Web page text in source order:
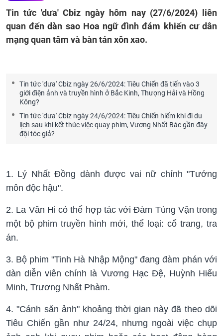
Tin tức 'dưa' Cbiz ngày hôm nay (27/6/2024) liên
quan đến dàn sao Hoa ngữ đình đám khiến cư dân
mạng quan tâm và bàn tán xôn xao.
Tin tức 'dưa' Cbiz ngày 26/6/2024: Tiêu Chiến đã tiến vào 3
giới điện ảnh và truyền hình ở Bắc Kinh, Thượng Hải và Hồng
Kông?
Tin tức 'dưa' Cbiz ngày 24/6/2024: Tiêu Chiến hiếm khi đi du
lịch sau khi kết thúc việc quay phim, Vương Nhất Bác gần đây
đội tóc giả?
1. Lý Nhất Đồng dành được vai nữ chính "Tướng
môn độc hậu".
2. La Vân Hi có thể hợp tác với Đàm Tùng Vận trong
một bộ phim truyền hình mới, thể loại: cổ trang, tra
án.
3. Bộ phim "Tinh Hà Nhập Mộng" đang đàm phán với
dàn diễn viên chính là Vương Hạc Đệ, Huỳnh Hiểu
Minh, Trương Nhất Phàm.
4. "Cánh săn ảnh" khoảng thời gian này đã theo dõi
Tiêu Chiến gần như 24/24, nhưng ngoài việc chụp